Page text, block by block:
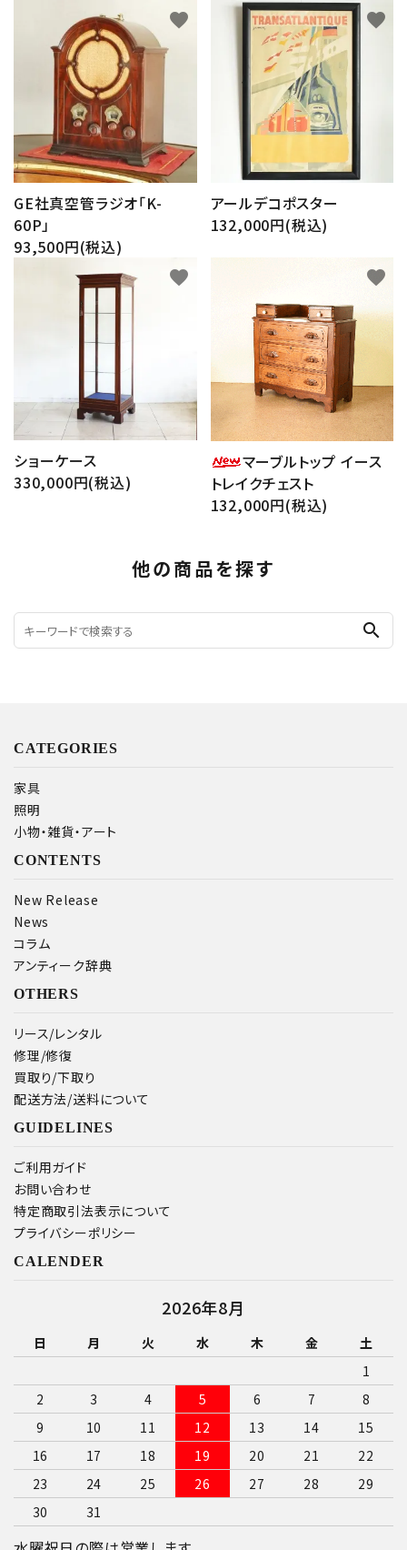
GE社真空管ラジオ「K-
60P」
93,500円(税込)
favorite
アールデコポスター
132,000円(税込)
favorite
ショーケース
330,000円(税込)
favorite
マーブルトップ イース
トレイクチェスト
132,000円(税込)
favorite
他の商品を探す
search
CATEGORIES
家具
照明
小物・雑貨・アート
CONTENTS
New Release
News
コラム
アンティーク辞典
OTHERS
リース/レンタル
修理/修復
買取り/下取り
配送方法/送料について
GUIDELINES
ご利用ガイド
お問い合わせ
特定商取引法表示について
プライバシーポリシー
CALENDER
2026年8月
日 月 火 水 木 金
土
1
2
3 4 5 6 7
8
9
10 11 12 13 14
15
16
17 18 19 20 21
22
23
24 25 26 27 28
29
30
31